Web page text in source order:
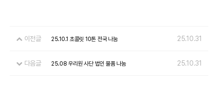
이전글 25.10.1 초콜릿 10톤 전국 나눔 25.10.31
다음글 25.08 우리원 사단 법인 물품 나눔 25.10.31